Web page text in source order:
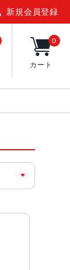
新規会員登録
カート
0